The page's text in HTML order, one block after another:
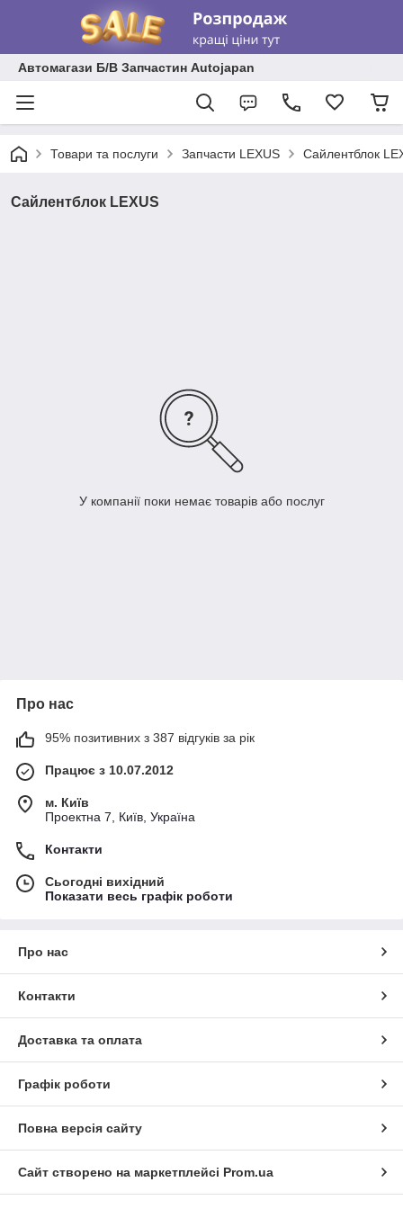
Автомагази Б/В Запчастин Autojapan
Товари та послуги Запчасти LEXUS Сайлентблок
Сайлентблок LEXUS
У компанії поки немає товарів або послуг
Про нас
95% позитивних з 387 відгуків за рік
Працює з 10.07.2012
м. Київ
Проектна 7, Київ, Україна
Контакти
Сьогодні вихідний
Показати весь графік роботи
Про нас
Контакти
Доставка та оплата
Графік роботи
Повна версія сайту
Сайт створено на маркетплейсі Prom.ua